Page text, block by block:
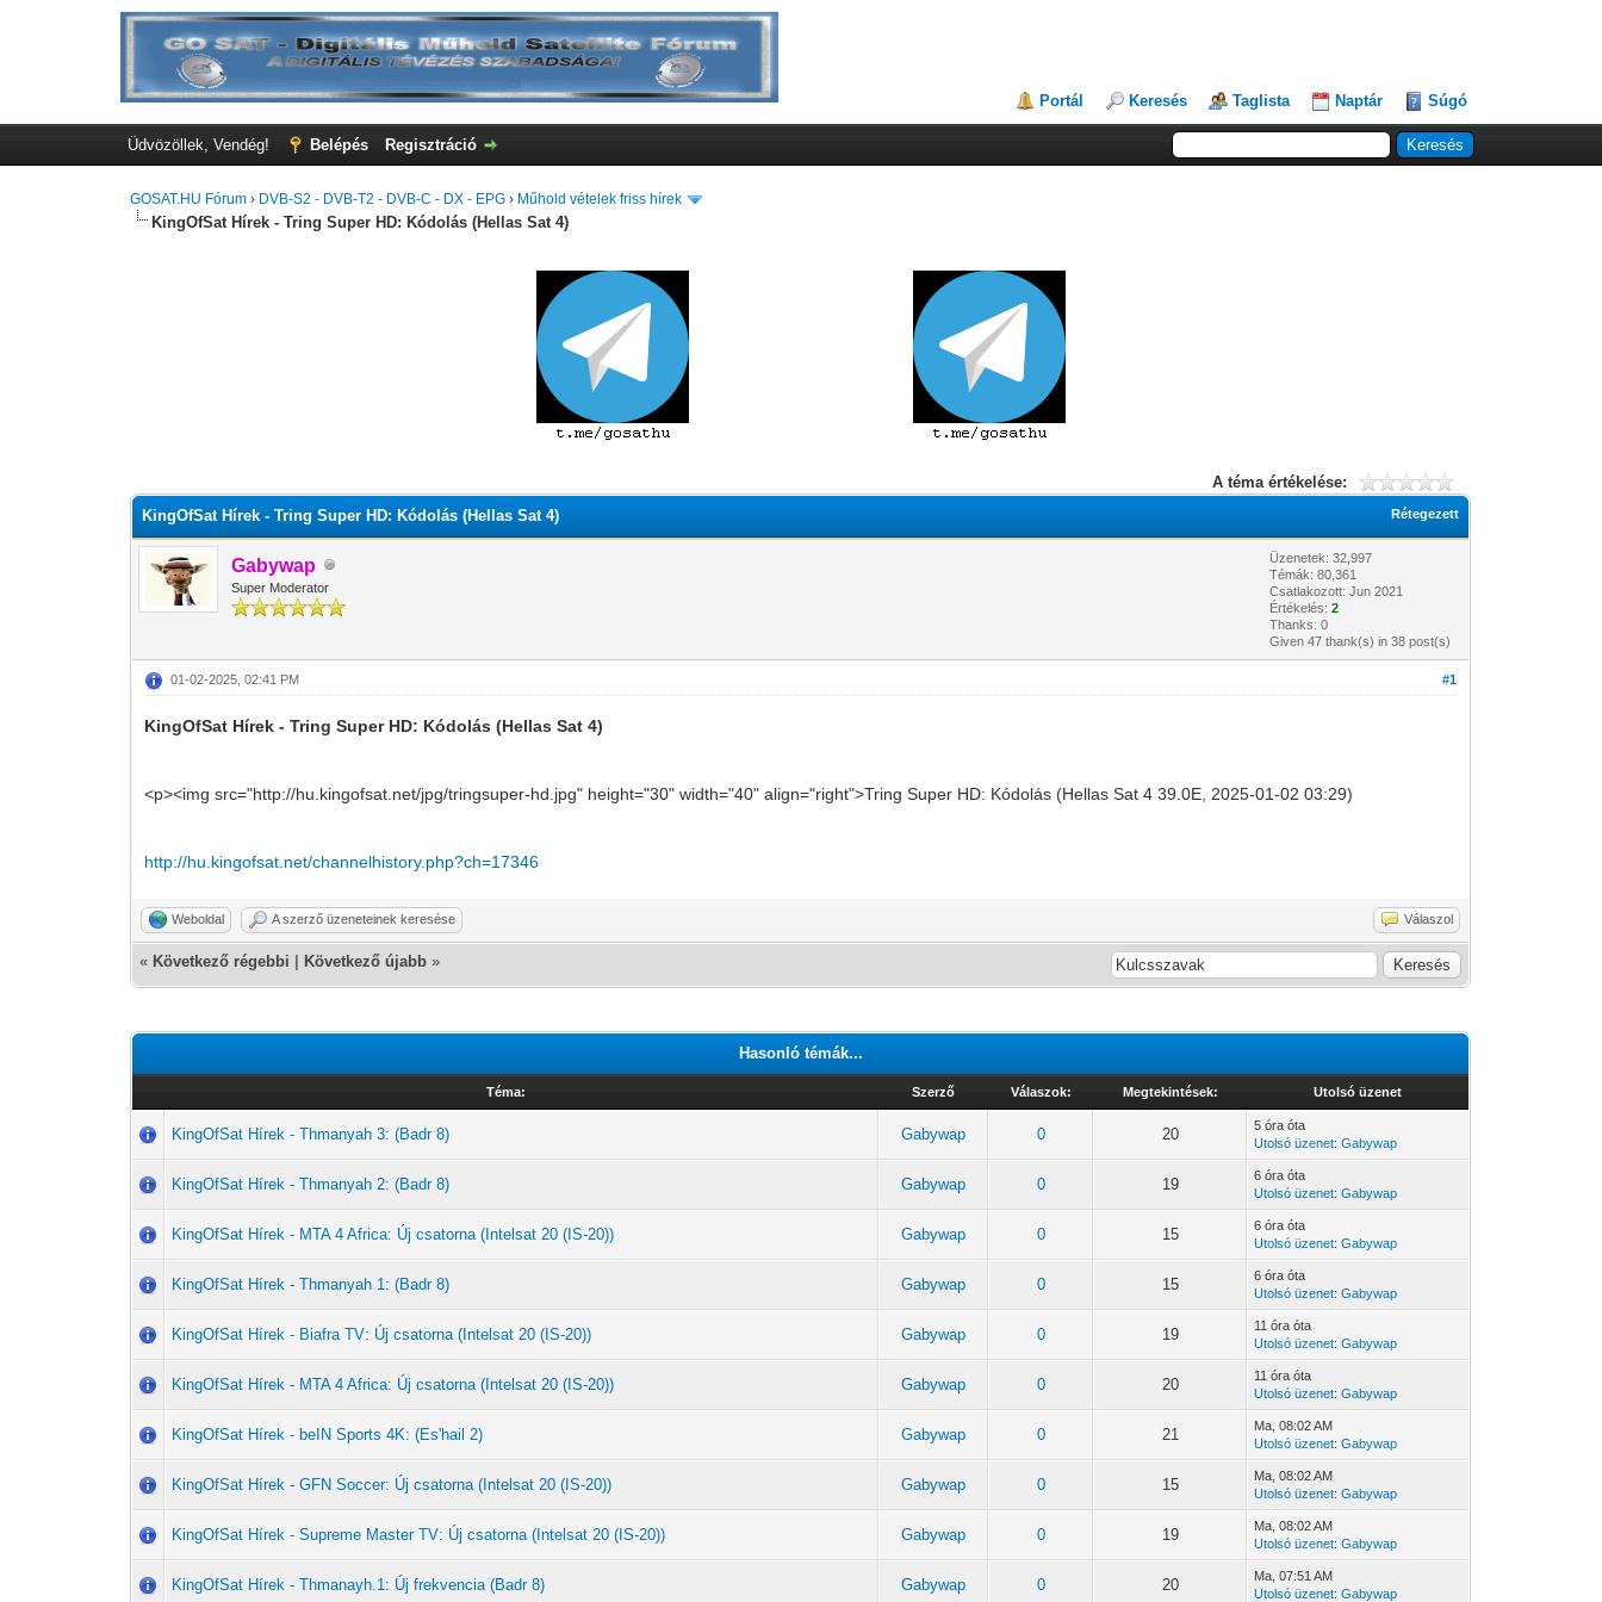
Portál Keresés Taglista Naptár Súgó
Üdvözöllek, Vendég! Belépés Regisztráció
GOSAT.HU Fórum › DVB-S2 - DVB-T2 - DVB-C - DX - EPG › Műhold vételek friss hírek
KingOfSat Hírek - Tring Super HD: Kódolás (Hellas Sat 4)
A téma értékelése:
Rétegezett
KingOfSat Hírek - Tring Super HD: Kódolás (Hellas Sat 4)
Gabywap
Super Moderator
Üzenetek: 32,997
Témák: 80,361
Csatlakozott: Jun 2021
Értékelés:2
Thanks: 0
Given 47 thank(s) in 38 post(s)
#1
01-02-2025, 02:41 PM
KingOfSat Hírek - Tring Super HD: Kódolás (Hellas Sat 4)
<p><img src="http://hu.kingofsat.net/jpg/tringsuper-hd.jpg" height="30" width="40" align="right">Tring Super HD: Kódolás (Hellas Sat 4 39.0E, 2025-01-02 03:29)
http://hu.kingofsat.net/channelhistory.php?ch=17346
Weboldal A szerző üzeneteinek keresése Válaszol
« Következő régebbi Következő újabb »
Hasonló témák...
Téma: Szerző Válaszok: Megtekintések: Utolsó üzenet
KingOfSat Hírek - Thmanyah 3: (Badr 8) Gabywap 0 20
5 óra óta
Utolsó üzenet:Gabywap
KingOfSat Hírek - Thmanyah 2: (Badr 8) Gabywap 0 19
6 óra óta
Utolsó üzenet:Gabywap
KingOfSat Hírek - MTA 4 Africa: Új csatorna (Intelsat 20 (IS-20)) Gabywap 0 15
6 óra óta
Utolsó üzenet:Gabywap
KingOfSat Hírek - Thmanyah 1: (Badr 8) Gabywap 0 15
6 óra óta
Utolsó üzenet:Gabywap
KingOfSat Hírek - Biafra TV: Új csatorna (Intelsat 20 (IS-20)) Gabywap 0 19
11 óra óta
Utolsó üzenet:Gabywap
KingOfSat Hírek - MTA 4 Africa: Új csatorna (Intelsat 20 (IS-20)) Gabywap 0 20
11 óra óta
Utolsó üzenet:Gabywap
KingOfSat Hírek - beIN Sports 4K: (Es'hail 2) Gabywap 0 21 Ma , 08:02 AM
Utolsó üzenet:Gabywap
KingOfSat Hírek - GFN Soccer: Új csatorna (Intelsat 20 (IS-20)) Gabywap 0 15 Ma , 08:02 AM
Utolsó üzenet:Gabywap
KingOfSat Hírek - Supreme Master TV: Új csatorna (Intelsat 20 (IS-20)) Gabywap 0 19 Ma , 08:02 AM
Utolsó üzenet:Gabywap
KingOfSat Hírek - Thmanayh.1: Új frekvencia (Badr 8) Gabywap 0 20 Ma , 07:51 AM
Utolsó üzenet:Gabywap